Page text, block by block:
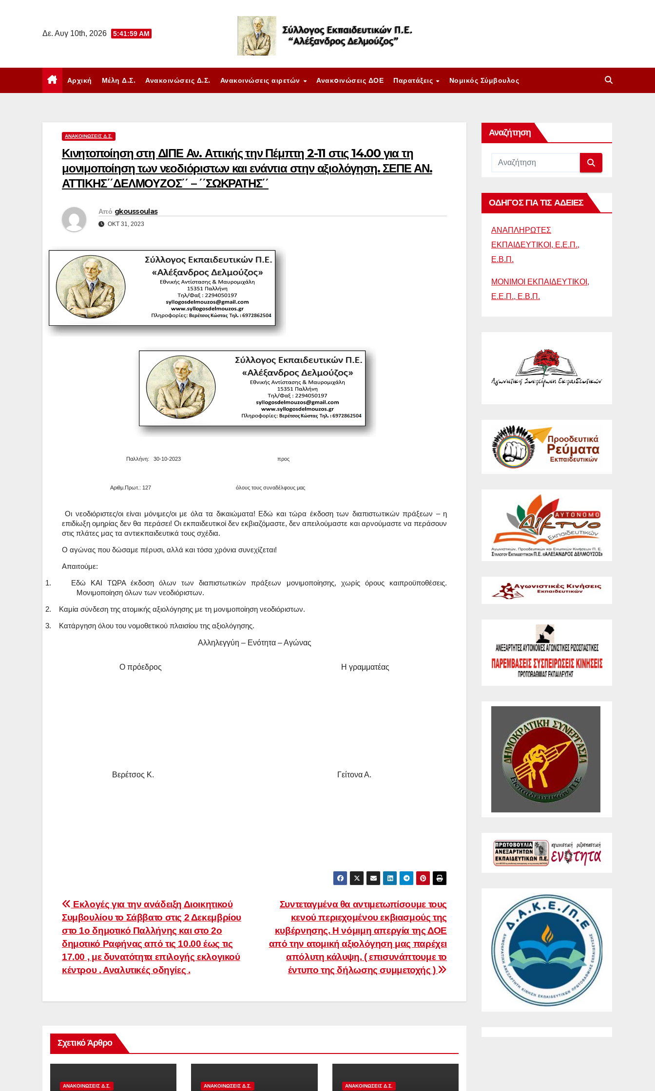
Δε. Αυγ 10th, 2026 5:42:00 AM
Αρχική Μέλη Δ.Σ. Ανακοινώσεις Δ.Σ. Ανακοινώσεις αιρετών Ανακoινώσεις ΔΟΕ Παρατάξεις Νομικός Σύμβουλος
ΑΝΑΚΟΙΝΏΣΕΙΣ Δ.Σ.
Κινητοποίηση στη ΔΙΠΕ Αν. Αττικής την Πέμπτη 2-11 στις 14.00 για τη
μονιμοποίηση των νεοδιόριστων και ενάντια στην αξιολόγηση. ΣΕΠΕ ΑΝ.
ΑΤΤΙΚΗΣ΄΄ΔΕΛΜΟΥΖΟΣ΄΄ – ΄΄ΣΩΚΡΑΤΗΣ΄΄
Από gkoussoulas
ΟΚΤ 31, 2023
Παλλήνη: 30-10-2023 προς
Αριθμ.Πρωτ.: 127 όλους τους συναδέλφους μας
Οι νεοδιόριστες/οι είναι μόνιμες/οι με όλα τα δικαιώματα! Εδώ και τώρα έκδοση των διαπιστωτικών πράξεων – η
επιδίωξη ομηρίας δεν θα περάσει! Οι εκπαιδευτικοί δεν εκβιαζόμαστε, δεν απειλούμαστε και αρνούμαστε να περάσουν
στις πλάτες μας τα αντιεκπαιδευτικά τους σχέδια.
Ο αγώνας που δώσαμε πέρυσι, αλλά και τόσα χρόνια συνεχίζεται!
Απαιτούμε:
1. Εδώ ΚΑΙ ΤΩΡΑ έκδοση όλων των διαπιστωτικών πράξεων μονιμοποίησης, χωρίς όρους καιπροϋποθέσεις.
Μονιμοποίηση όλων των νεοδιόριστων.
2. Καμία σύνδεση της ατομικής αξιολόγησης με τη μονιμοποίηση νεοδιόριστων.
3. Κατάργηση όλου του νομοθετικού πλαισίου της αξιολόγησης.
Αλληλεγγύη – Ενότητα – Αγώνας
Ο πρόεδρος Η γραμματέας
Βερέτσος Κ. Γείτονα Α.
Πλοήγηση
άρθρων
Συντεταγμένα θα αντιμετωπίσουμε τους
κενού περιεχομένου εκβιασμούς της
κυβέρνησης. Η νόμιμη απεργία της ΔΟΕ
από την ατομική αξιολόγηση μας παρέχει
απόλυτη κάλυψη. ( επισυνάπτουμε το
έντυπο της δήλωσης συμμετοχής )
Εκλογές για την ανάδειξη Διοικητικού
Συμβουλίου το Σάββατο στις 2 Δεκεμβρίου
στο 1ο δημοτικό Παλλήνης και στο 2ο
δημοτικό Ραφήνας από τις 10.00 έως τις
17.00 , με δυνατότητα επιλογής εκλογικού
κέντρου . Αναλυτικές οδηγίες .
Σχετικό Άρθρο
ΑΝΑΚΟΙΝΏΣΕΙΣ Δ.Σ. ΑΝΑΚΟΙΝΏΣΕΙΣ Δ.Σ. ΑΝΑΚΟΙΝΏΣΕΙΣ Δ.Σ.
Αναζήτηση
ΟΔΗΓΟΣ ΓΙΑ ΤΙΣ ΑΔΕΙΕΣ
ΑΝΑΠΛΗΡΩΤΕΣ
ΕΚΠΑΙΔΕΥΤΙΚΟΙ, Ε.Ε.Π.,
Ε.Β.Π.
ΜΟΝΙΜΟΙ ΕΚΠΑΙΔΕΥΤΙΚΟΙ,
Ε.Ε.Π., Ε.Β.Π.